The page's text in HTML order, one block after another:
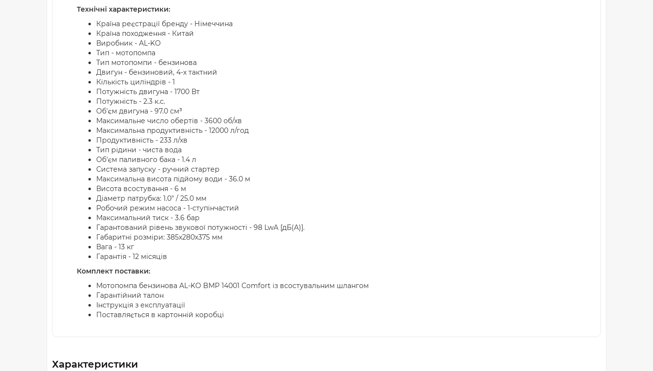
Технічні характеристики:
Країна реєстрації бренду - Німеччина
Країна походження - Китай
Виробник - AL-KO
Тип - мотопомпа
Тип мотопомпи - бензинова
Двигун - бензиновий, 4-х тактний
Кількість циліндрів - 1
Потужність двигуна - 1700 Вт
Потужність - 2.3 к.с.
Об'єм двигуна - 97.0 см³
Максимальне число обертів - 3600 об/хв
Максимальна продуктивність - 12000 л/год
Продуктивність - 233 л/хв
Тип рідини - чиста вода
Об'єм паливного бака - 1.4 л
Система запуску - ручний стартер
Максимальна висота підйому води - 36.0 м
Висота всостування - 6 м
Діаметр патрубка: 1.0" / 25.0 мм
Робочий режим насоса - 1-ступінчастий
Максимальний тиск - 3.6 бар
Гарантований рівень звукової потужності - 98 LwA [дБ(A)].
Габаритні розміри: 385х280х375 мм
Вага - 13 кг
Гарантія - 12 місяців
Комплект поставки:
Мотопомпа бензинова AL-KO BMP 14001 Comfort із всостувальним шлангом
Гарантійний талон
Інструкція з експлуатації
Поставляється в картонній коробці
Характеристики